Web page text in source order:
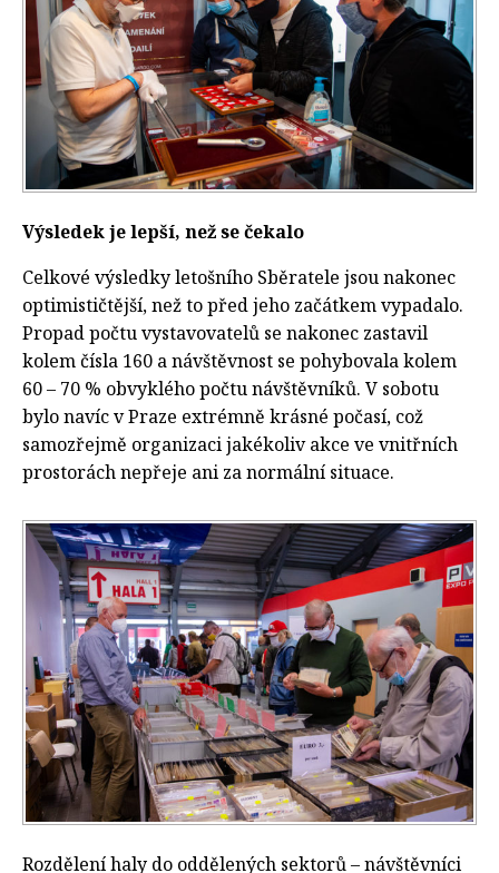
Výsledek je lepší, než se čekalo
Celkové výsledky letošního Sběratele jsou nakonec
optimističtější, než to před jeho začátkem vypadalo.
Propad počtu vystavovatelů se nakonec zastavil
kolem čísla 160 a návštěvnost se pohybovala kolem
60 – 70 % obvyklého počtu návštěvníků. V sobotu
bylo navíc v Praze extrémně krásné počasí, což
samozřejmě organizaci jakékoliv akce ve vnitřních
prostorách nepřeje ani za normální situace.
Rozdělení haly do oddělených sektorů – návštěvníci